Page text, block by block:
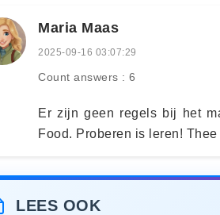
Maria Maas
2025-09-16 03:07:29
Count answers : 6
Er zijn geen regels bij het
Food. Proberen is leren!
LEES OOK